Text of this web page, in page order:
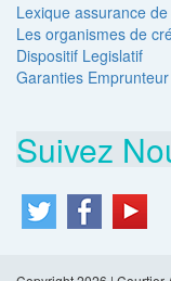
Lexique assurance
Les organismes de
Dispositif Legislatif
Garanties Emprunteur
Suivez